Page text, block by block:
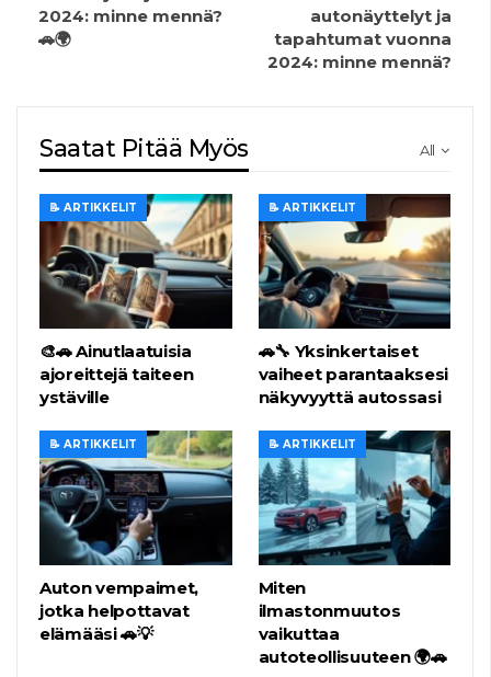
2024: minne mennä?
🚗🌍
autonäyttelyt ja
tapahtumat vuonna
2024: minne mennä?
All
Saatat Pitää Myös
📝 ARTIKKELIT
🎨🚗 Ainutlaatuisia
ajoreittejä taiteen
ystäville
📝 ARTIKKELIT
🚗🔧 Yksinkertaiset
vaiheet parantaaksesi
näkyvyyttä autossasi
📝 ARTIKKELIT
Auton vempaimet,
jotka helpottavat
elämääsi 🚗💡
📝 ARTIKKELIT
Miten
ilmastonmuutos
vaikuttaa
autoteollisuuteen 🌍🚗